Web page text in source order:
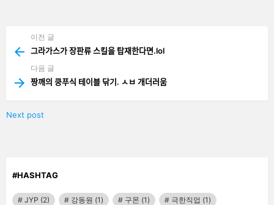
more
이전 글
그라가스가 장판류 스킬을 탑재한다면.lol
다음 글
짱깨의 쿵푸식 테이블 닦기. ㅅㅂ 개더러움
Next post
#HASHTAG
JYP (2) 강동원 (1) 구몬 (1) 극한직업 (1)